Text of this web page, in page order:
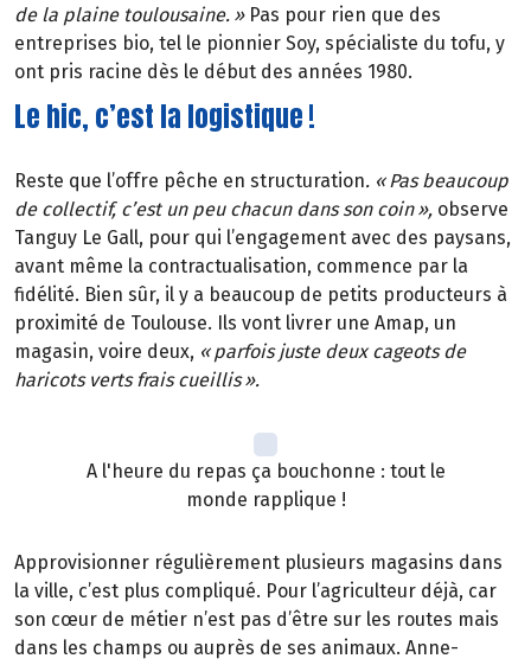
de la plaine toulousaine. » Pas pour rien que des
entreprises bio, tel le pionnier Soy, spécialiste du tofu, y
ont pris racine dès le début des années 1980.
Le hic, c’est la logistique !
Reste que l’offre pêche en structuration. « Pas beaucoup
de collectif, c’est un peu chacun dans son coin », observe
Tanguy Le Gall, pour qui l’engagement avec des paysans,
avant même la contractualisation, commence par la
fidélité. Bien sûr, il y a beaucoup de petits producteurs à
proximité de Toulouse. Ils vont livrer une Amap, un
magasin, voire deux, « parfois juste deux cageots de
haricots verts frais cueillis ».
A l'heure du repas ça bouchonne : tout le
monde rapplique !
Approvisionner régulièrement plusieurs magasins dans
la ville, c’est plus compliqué. Pour l’agriculteur déjà, car
son cœur de métier n’est pas d’être sur les routes mais
dans les champs ou auprès de ses animaux. Anne-